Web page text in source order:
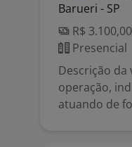
Barueri - SP
R$ 3.100,00
Presencial
Descrição da
operação,
atuando de